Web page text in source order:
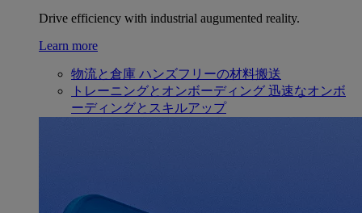
Drive efficiency with industrial augumented reality.
Learn more
物流と倉庫 ハンズフリーの材料搬送
トレーニングとオンボーディング 迅速なオンボ
ーディングとスキルアップ